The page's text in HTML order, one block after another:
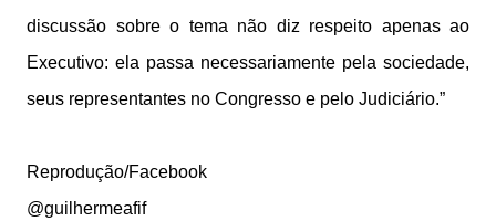
discussão sobre o tema não diz respeito apenas ao
Executivo: ela passa necessariamente pela sociedade,
seus representantes no Congresso e pelo Judiciário.”
Reprodução/Facebook
@guilhermeafif